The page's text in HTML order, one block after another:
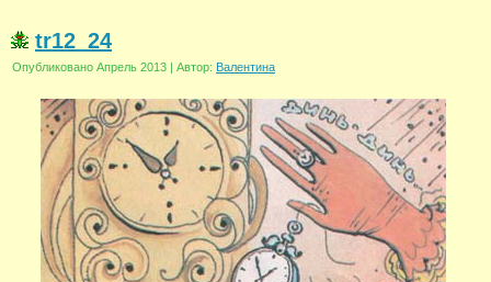
tr12_24
Опубликовано Апрель 2013 | Автор: Валентина